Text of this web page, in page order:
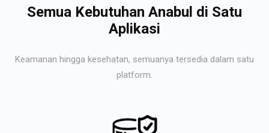
Semua Kebutuhan Anabul di Satu
Aplikasi
Keamanan hingga kesehatan, semuanya tersedia dalam satu
platform.